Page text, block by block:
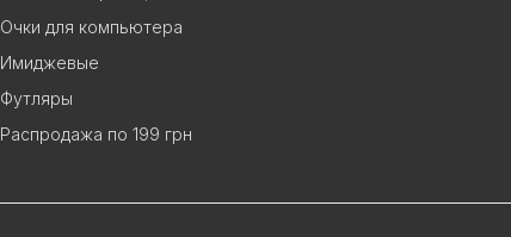
Очки для компьютера
Имиджевые
Футляры
Распродажа по 199 грн